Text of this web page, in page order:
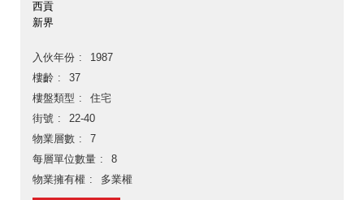
西貢
新界
入伙年份
1987
樓齡
37
樓盤類型
住宅
街號
22-40
物業層數
7
每層單位數量
8
物業擁有權
多業權